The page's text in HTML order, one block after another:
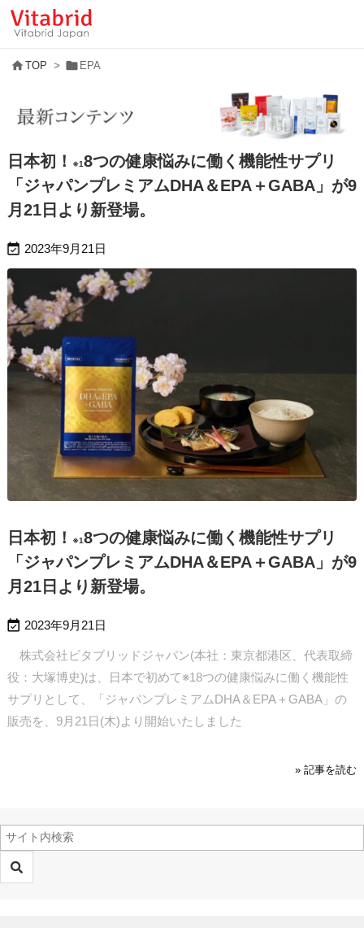
 TOP >  EPA
日本初！ ※18つの健康悩みに働く機能性サプリ
「ジャパンプレミアムDHA＆EPA＋GABA」が9
月21日より新登場。
 2023年9月21日
日本初！ ※18つの健康悩みに働く機能性サプリ
「ジャパンプレミアムDHA＆EPA＋GABA」が9
月21日より新登場。
 2023年9月21日
株式会社ビタブリッドジャパン(本社：東京都港区、代表取締
役：大塚博史)は、日本で初めて※18つの健康悩みに働く機能性
サプリとして、「ジャパンプレミアムDHA＆EPA＋GABA」の
販売を、9月21日(木)より開始いたしました
» 記事を読む